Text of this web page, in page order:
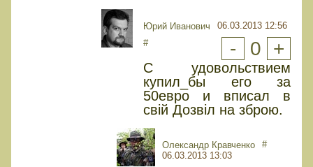
Юрий Иванович
06.03.2013 12:56
#
- 0 +
С удовольствием
купил_бы его за
50евро и вписал в
свiй Дозвiл на зброю.
Олександр Кравченко
06.03.2013 13:03
#